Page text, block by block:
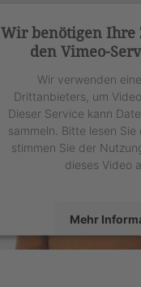
Wir benötigen Ihre
den Vimeo-
Wir verwenden
Drittanbieters, um
Dieser Service kann
sammeln. Bitte lesen
stimmen Sie der
dieses Video
Mehr